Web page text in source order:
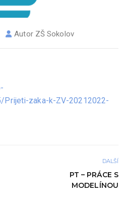
Autor ZŠ Sokolov
zaka-k-ZV-20212022-
DALŠÍ
PT – PRÁCE S
MODELÍNOU